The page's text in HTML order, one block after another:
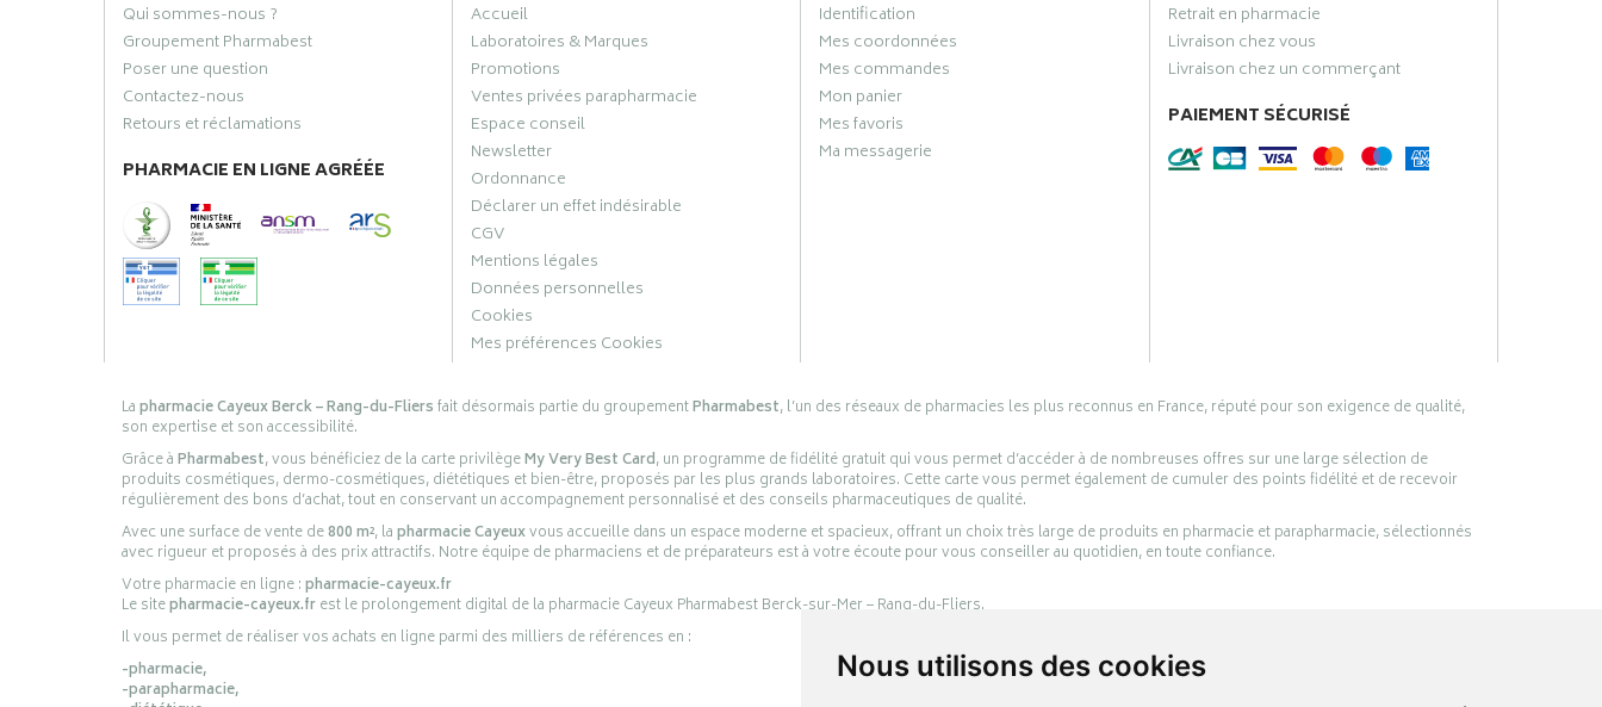
Nous utilisons des cookies
Qui sommes-nous ?
Groupement Pharmabest
Poser une question
Contactez-nous
Retours et réclamations
PHARMACIE EN LIGNE AGRÉÉE
Accueil
Laboratoires & Marques
Promotions
Ventes privées parapharmacie
Espace conseil
Newsletter
Ordonnance
Déclarer un effet indésirable
CGV
Mentions légales
Données personnelles
Cookies
Mes préférences Cookies
Identification
Mes coordonnées
Mes commandes
Mon panier
Mes favoris
Ma messagerie
Retrait en pharmacie
Livraison chez vous
Livraison chez un commerçant
PAIEMENT SÉCURISÉ
Lapharmacie Cayeux Berck – Rang-du-Fliersfait désormais partie du groupementPharmabest, l’un des réseaux de pharmacies les plus reconnus en France, réputé pour son exigence de qualité,
son expertise et son accessibilité.
Grâce àPharmabest, vous bénéficiez de la carte privilègeMy Very Best Card, un programme de fidélité gratuit qui vous permet d’accéder à de nombreuses offres sur une large sélection de
produits cosmétiques, dermo-cosmétiques, diététiques et bien-être, proposés par les plus grands laboratoires. Cette carte vous permet également de cumuler des points fidélité et de recevoir
régulièrement des bons d’achat, tout en conservant un accompagnement personnalisé et des conseils pharmaceutiques de qualité.
Avec une surface de vente de800 m², lapharmacie Cayeuxvous accueille dans un espace moderne et spacieux, offrant un choix très large de produits en pharmacie et parapharmacie, sélectionnés
avec rigueur et proposés à des prix attractifs. Notre équipe de pharmaciens et de préparateurs est à votre écoute pour vous conseiller au quotidien, en toute confiance.
Votre pharmacie en ligne :pharmacie-cayeux.fr
Le sitepharmacie-cayeux.frest le prolongement digital de la pharmacie Cayeux Pharmabest Berck-sur-Mer – Rang-du-Fliers.
Il vous permet de réaliser vos achats en ligne parmi des milliers de références en :
-pharmacie,
-parapharmacie,